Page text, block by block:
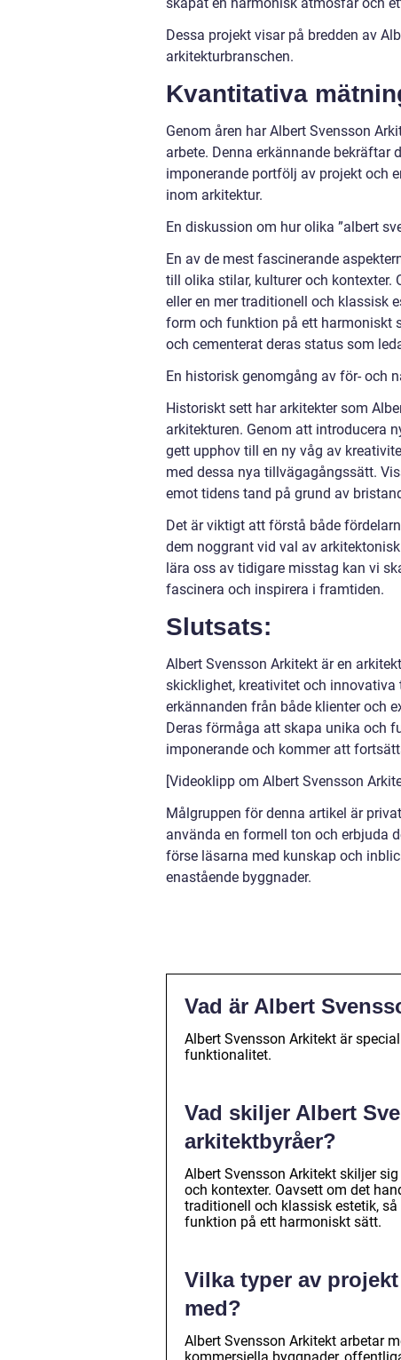
skapat en harmonisk atmosfär och
Dessa projekt visar på bredden av
arkitekturbranschen.
Kvantitativa
Genom åren har Albert Svensson
arbete. Denna erkännande bekräftar
imponerande portfölj av projekt och
inom arkitektur.
En diskussion om hur olika ”albert
En av de mest fascinerande
till olika stilar, kulturer och
eller en mer traditionell och klassisk
form och funktion på ett harmoniskt
och cementerat deras status som
En historisk genomgång av för- och
Historiskt sett har arkitekter som
arkitekturen. Genom att introducera
gett upphov till en ny våg av
med dessa nya tillvägagångssätt.
emot tidens tand på grund av
Det är viktigt att förstå både
dem noggrant vid val av
lära oss av tidigare misstag kan vi
fascinera och inspirera i framtiden.
Slutsats:
Albert Svensson Arkitekt är en
skicklighet, kreativitet och
erkännanden från både klienter och
Deras förmåga att skapa unika och
imponerande och kommer att
[Videoklipp om Albert Svensson
Målgruppen för denna artikel är
använda en formell ton och erbjuda
förse läsarna med kunskap och
enastående byggnader.
Vad är Albert
Albert Svensson Arkitekt är
funktionalitet.
Vad skiljer Albert
arkitektbyråer?
Albert Svensson Arkitekt skiljer
och kontexter. Oavsett om det
traditionell och klassisk estetik,
funktion på ett harmoniskt sätt.
Vilka typer av
med?
Albert Svensson Arkitekt arbetar